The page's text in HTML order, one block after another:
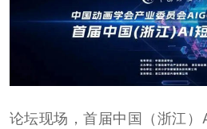
论坛现场，首届中国（浙江